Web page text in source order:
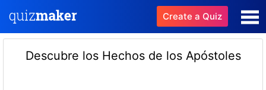
Create a Quiz
Descubre los Hechos de los Apóstoles